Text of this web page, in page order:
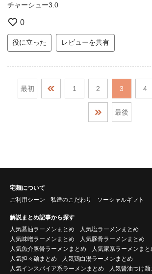
チャーシュー3.0
0
役に立った レビューを共有
最初 1 2 3 4
最後
宅麺について
ご利用シーン
私達のこだわり ソーシャルギフト
解説まとめ記事から探す
人気醤油ラーメンまとめ
人気塩ラーメンまとめ
人気味噌ラーメンまとめ
人気豚骨ラーメンまとめ
人気魚介豚骨ラーメンまとめ
人気家系ラーメンまと
人気担々麺まとめ
人気鶏白湯ラーメンまとめ
人気インスパイア系ラーメンまとめ
人気醤油つけ麺